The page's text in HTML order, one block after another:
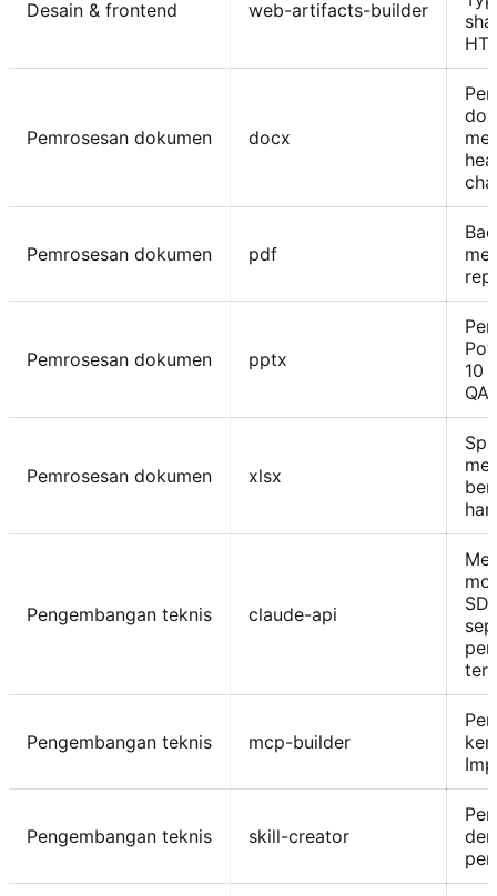
Desain & frontend web-artifacts-builder
Pemrosesan dokumen docx
Pemrosesan dokumen pdf
Pemrosesan dokumen pptx
10
QA
Pemrosesan dokumen xlsx
Pengembangan teknis claude-api
Pengembangan teknis mcp-builder
Pengembangan teknis skill-creator